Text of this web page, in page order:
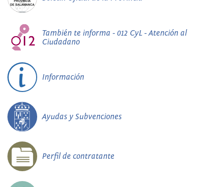
También te informa - 012 CyL - Atención al
Ciudadano
Información
Ayudas y Subvenciones
Perfil de contratante